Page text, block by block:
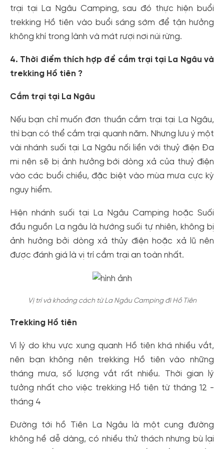
trại tại La Ngâu Camping, sau đó thực hiện buổi
trekking Hồ tiên vào buổi sáng sớm để tận hưởng
không khí trong lành và mát rượi nơi núi rừng.
4. Thời điểm thích hợp để cắm trại tại La Ngâu và
trekking Hồ tiên ?
Cắm trại tại La Ngâu
Nếu bạn chỉ muốn đơn thuần cắm trại tại La Ngâu,
thì bạn có thể cắm trại quanh năm. Nhưng lưu ý một
vài nhánh suối tại La Ngâu nối liền với thuỷ điện Đa
mi nên sẽ bị ảnh hưởng bới dòng xả của thuỷ điện
vào các buổi chiều, đặc biệt vào mùa mưa cực kỳ
nguy hiểm.
Hiện nhánh suối tại La Ngâu Camping hoặc Suối
đầu nguồn La ngâu là hướng suối tự nhiên, không bị
ảnh hưởng bởi dòng xả thủy điện hoặc xả lũ nên
được đánh giá là vị trí cắm trại an toàn nhất.
Vị trí và khoảng cách từ La Ngâu Camping đi Hồ Tiên
Trekking Hồ tiên
Vì lý do khu vực xung quanh Hồ tiên khá nhiều vắt,
nên bạn không nên trekking Hồ tiên vào những
tháng mưa, số lượng vắt rất nhiều. Thời gian lý
tưởng nhất cho việc trekking Hồ tiên từ tháng 12 -
tháng 4
Đường tới hồ Tiên La Ngâu là một cung đường
không hề dễ dàng, có nhiều thử thách nhưng bù lại